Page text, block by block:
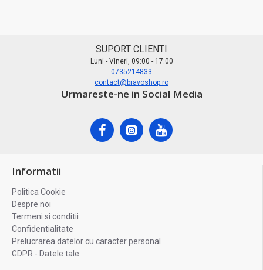
SUPORT CLIENTI
Luni - Vineri, 09:00 - 17:00
0735214833
contact@bravoshop.ro
Urmareste-ne in Social Media
Informatii
Politica Cookie
Despre noi
Termeni si conditii
Confidentialitate
Prelucrarea datelor cu caracter personal
GDPR - Datele tale